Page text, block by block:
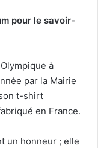
pour le savoir-
à
par la Mairie
t-shirt
en France.
un honneur ; elle